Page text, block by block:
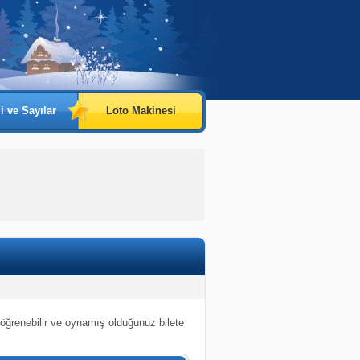
ve Sayılar Loto Makinesi
ve oynamış olduğunuz bilete